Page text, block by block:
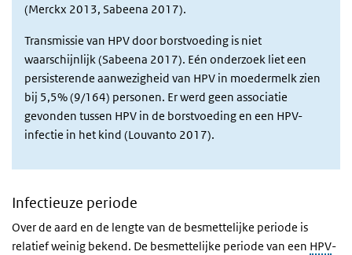
(Merckx 2013, Sabeena 2017).
Transmissie van HPV door borstvoeding is niet
waarschijnlijk (Sabeena 2017). Eén onderzoek liet een
persisterende aanwezigheid van HPV in moedermelk zien
bij 5,5% (9/164) personen. Er werd geen associatie
gevonden tussen HPV in de borstvoeding en een HPV-
infectie in het kind (Louvanto 2017).
Infectieuze periode
Over de aard en de lengte van de besmettelijke periode is
relatief weinig bekend. De besmettelijke periode van een HPV-